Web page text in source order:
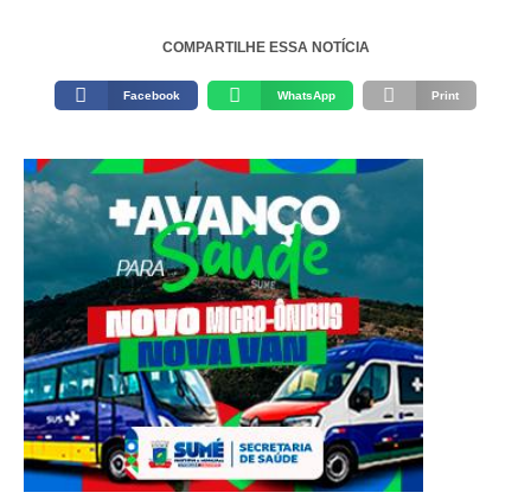
COMPARTILHE ESSA NOTÍCIA
Facebook WhatsApp Print